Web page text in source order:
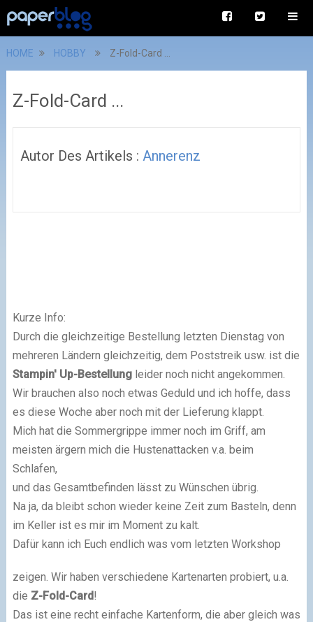
HOME HOBBY Z-Fold-Card ...
Z-Fold-Card ...
Autor Des Artikels : Annerenz
Kurze Info:
Durch die gleichzeitige Bestellung letzten Dienstag von
mehreren Ländern gleichzeitig, dem Poststreik usw. ist die
Stampin' Up-Bestellungleider noch nicht angekommen.
Wir brauchen also noch etwas Geduld und ich hoffe, dass
es diese Woche aber noch mit der Lieferung klappt.
Mich hat die Sommergrippe immer noch im Griff, am
meisten ärgern mich die Hustenattacken v.a. beim
Schlafen,
und das Gesamtbefinden lässt zu Wünschen übrig.
Na ja, da bleibt schon wieder keine Zeit zum Basteln, denn
im Keller ist es mir im Moment zu kalt.
Dafür kann ich Euch endlich was vom letzten Workshop
zeigen. Wir haben verschiedene Kartenarten probiert, u.a.
die Z-Fold-Card!
Das ist eine recht einfache Kartenform, die aber gleich was